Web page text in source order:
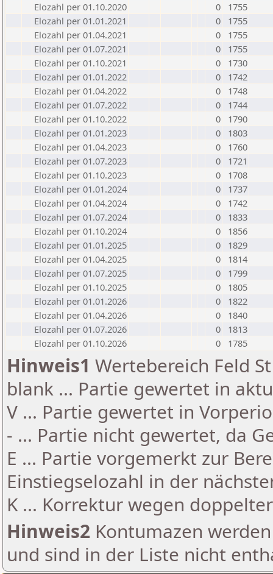
Elozahl per 01.10.2020
0
1755
Elozahl per 01.01.2021
0
1755
Elozahl per 01.04.2021
0
1755
Elozahl per 01.07.2021
0
1755
Elozahl per 01.10.2021
0
1730
Elozahl per 01.01.2022
0
1742
Elozahl per 01.04.2022
0
1748
Elozahl per 01.07.2022
0
1744
Elozahl per 01.10.2022
0
1790
Elozahl per 01.01.2023
0
1803
Elozahl per 01.04.2023
0
1760
Elozahl per 01.07.2023
0
1721
Elozahl per 01.10.2023
0
1708
Elozahl per 01.01.2024
0
1737
Elozahl per 01.04.2024
0
1742
Elozahl per 01.07.2024
0
1833
Elozahl per 01.10.2024
0
1856
Elozahl per 01.01.2025
0
1829
Elozahl per 01.04.2025
0
1814
Elozahl per 01.07.2025
0
1799
Elozahl per 01.10.2025
0
1805
Elozahl per 01.01.2026
0
1822
Elozahl per 01.04.2026
0
1840
Elozahl per 01.07.2026
0
1813
Elozahl per 01.10.2026
0 1785
Hinweis1 Wertebereich Feld
blank ... Partie gewertet in
V ... Partie gewertet in
- ... Partie nicht gewertet, da
E ... Partie vorgemerkt zur
Einstiegselozahl in der
K ... Korrektur wegen
Hinweis2 Kontumazen
und sind in der Liste nicht